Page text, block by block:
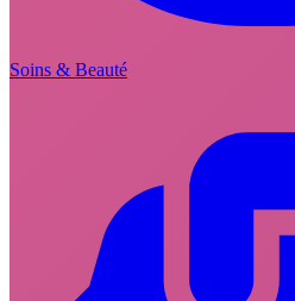
Soins & Beauté